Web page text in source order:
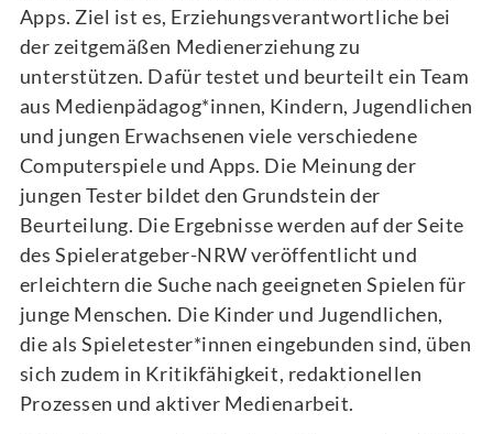
Apps. Ziel ist es, Erziehungsverantwortliche bei
der zeitgemäßen Medienerziehung zu
unterstützen. Dafür testet und beurteilt ein Team
aus Medienpädagog*innen, Kindern, Jugendlichen
und jungen Erwachsenen viele verschiedene
Computerspiele und Apps. Die Meinung der
jungen Tester bildet den Grundstein der
Beurteilung. Die Ergebnisse werden auf der Seite
des Spieleratgeber-NRW veröffentlicht und
erleichtern die Suche nach geeigneten Spielen für
junge Menschen. Die Kinder und Jugendlichen,
die als Spieletester*innen eingebunden sind, üben
sich zudem in Kritikfähigkeit, redaktionellen
Prozessen und aktiver Medienarbeit.